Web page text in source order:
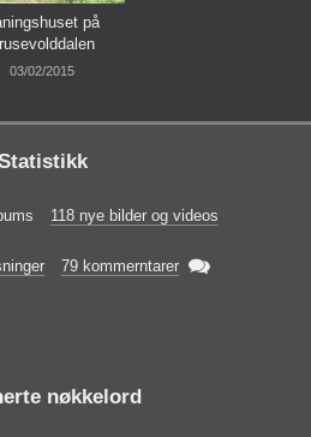
på
03/02/2015
118 nye bilder og videos
79 kommerntarer 
nøkkelord